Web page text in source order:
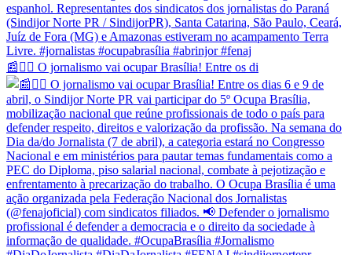
📰✊🏽 O jornalismo vai ocupar Brasília! Entre os di